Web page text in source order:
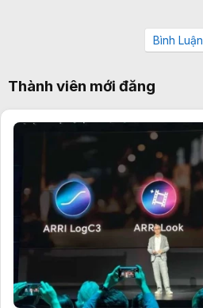
Bình Luận
Thành viên mới đăng